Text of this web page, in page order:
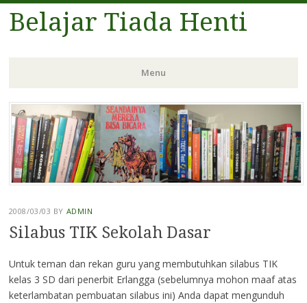
Belajar Tiada Henti
Menu
Skip
to
content
2008/03/03 BY ADMIN
Silabus TIK Sekolah Dasar
Untuk teman dan rekan guru yang membutuhkan silabus TIK
kelas 3 SD dari penerbit Erlangga (sebelumnya mohon maaf atas
keterlambatan pembuatan silabus ini) Anda dapat mengunduh